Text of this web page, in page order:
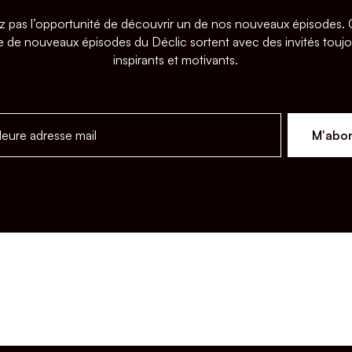
pas l’opportunité de découvrir un de nos nouveaux épisodes.
de nouveaux épisodes du Déclic sortent avec des invités
inspirants et motivants.